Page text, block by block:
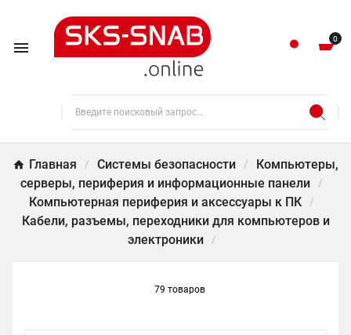
 0
Главная Системы безопасности
Компьютеры,
серверы, периферия и информационные панели
Компьютерная периферия и аксессуары к ПК
Кабели, разъемы, переходники для компьютеров и
электроники
79 товаров